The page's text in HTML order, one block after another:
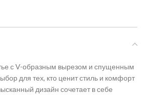
с V-образным вырезом и спущенным
для тех, кто ценит стиль и комфорт
дизайн сочетает в себе